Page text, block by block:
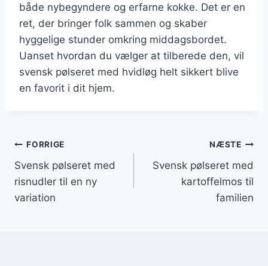
både nybegyndere og erfarne kokke. Det er en
ret, der bringer folk sammen og skaber
hyggelige stunder omkring middagsbordet.
Uanset hvordan du vælger at tilberede den, vil
svensk pølseret med hvidløg helt sikkert blive
en favorit i dit hjem.
Indlægsnavigation
FORRIGE
Svensk pølseret med
risnudler til en ny
variation
NÆSTE
Svensk pølseret med
kartoffelmos til
familien